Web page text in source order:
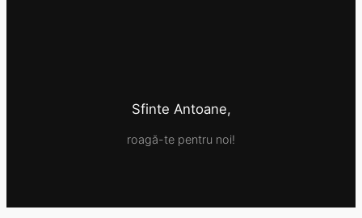
Sfinte Antoane,
roagă-te pentru noi!